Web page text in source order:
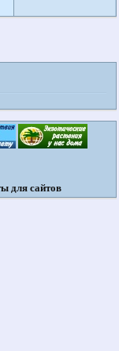
для сайтов